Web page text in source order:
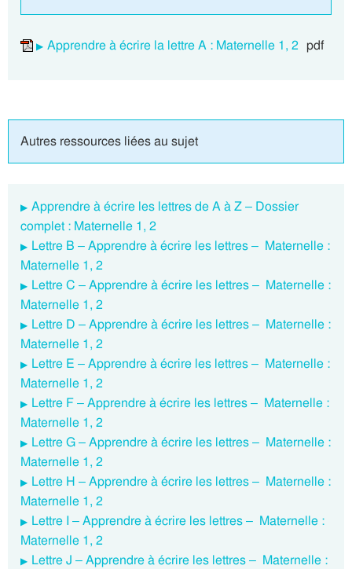
Apprendre à écrire la lettre A : Maternelle 1, 2 pdf
Autres ressources liées au sujet
Apprendre à écrire les lettres de A à Z – Dossier
complet : Maternelle 1, 2
Lettre B – Apprendre à écrire les lettres – Maternelle :
Maternelle 1, 2
Lettre C – Apprendre à écrire les lettres – Maternelle :
Maternelle 1, 2
Lettre D – Apprendre à écrire les lettres – Maternelle :
Maternelle 1, 2
Lettre E – Apprendre à écrire les lettres – Maternelle :
Maternelle 1, 2
Lettre F – Apprendre à écrire les lettres – Maternelle :
Maternelle 1, 2
Lettre G – Apprendre à écrire les lettres – Maternelle :
Maternelle 1, 2
Lettre H – Apprendre à écrire les lettres – Maternelle :
Maternelle 1, 2
Lettre I – Apprendre à écrire les lettres – Maternelle :
Maternelle 1, 2
Lettre J – Apprendre à écrire les lettres – Maternelle :